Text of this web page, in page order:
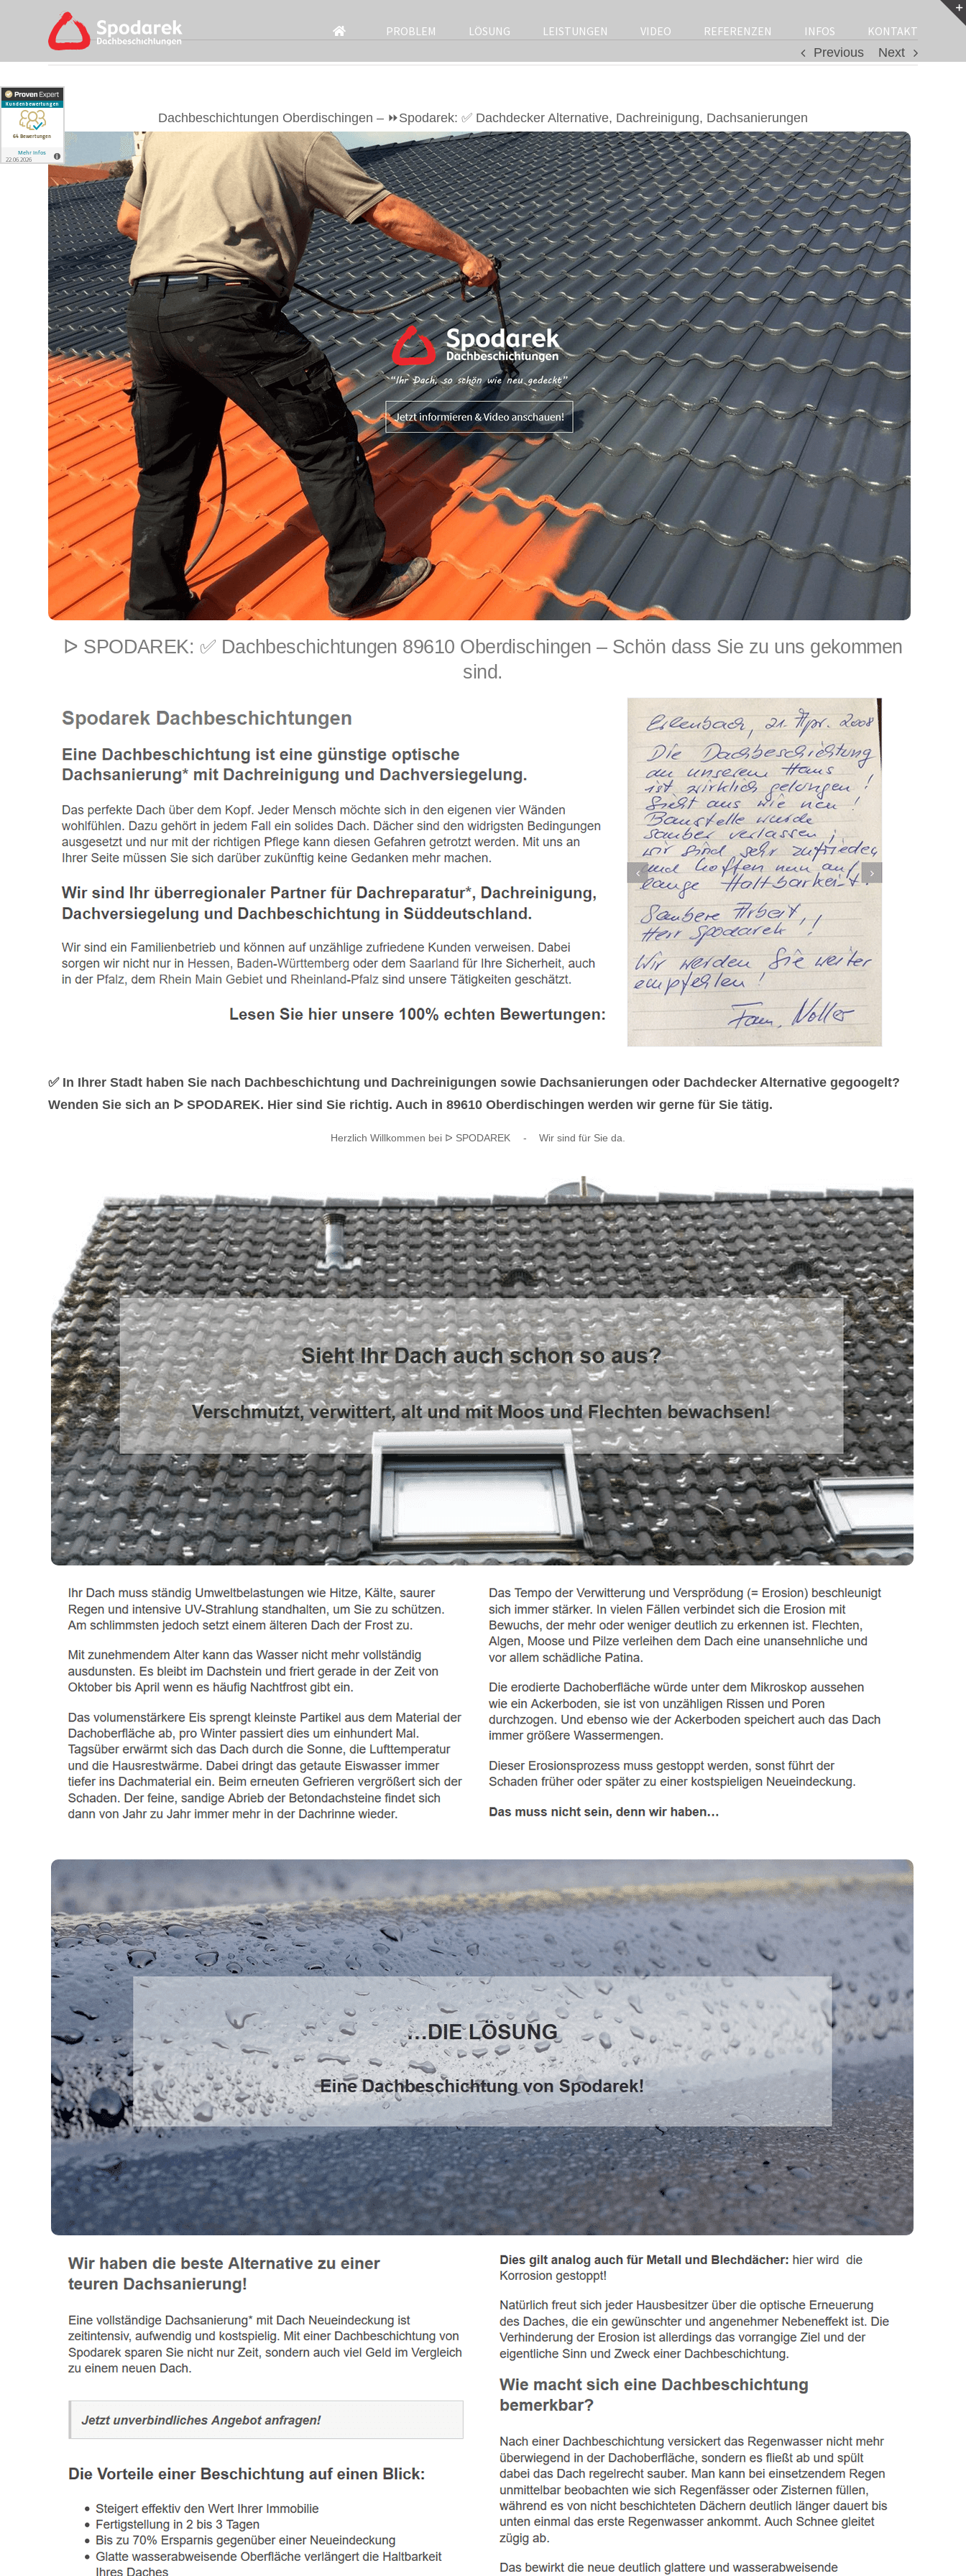
PROBLEM LÖSUNG LEISTUNGEN VIDEO REFERENZEN INFOS
KONTAKT
Previous
Next
Dachbeschichtungen Oberdischingen – ⏩Spodarek: ✅ Dachdecker Alternative, Dachreinigung, Dachsanierungen
ᐅ SPODAREK: ✅ Dachbeschichtungen 89610 Oberdischingen – Schön dass Sie zu uns gekommen
sind.
✅ In Ihrer Stadt haben Sie nach Dachbeschichtung und Dachreinigungen sowie Dachsanierungen oder Dachdecker Alternative gegoogelt?
Wenden Sie sich an ᐅ SPODAREK. Hier sind Sie richtig. Auch in 89610 Oberdischingen werden wir gerne für Sie tätig.
Herzlich Willkommen bei ᐅ SPODAREK - Wir sind für Sie da.